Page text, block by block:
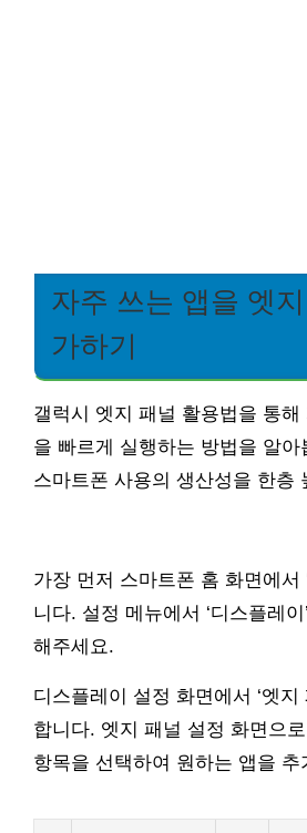
자주 쓰는 앱을 엣
가하기
갤럭시 엣지 패널 활용법을 통해
을 빠르게 실행하는 방법을 알아
스마트폰 사용의 생산성을 한층
가장 먼저 스마트폰 홈 화면에서
니다. 설정 메뉴에서 ‘디스플레
해주세요.
디스플레이 설정 화면에서 ‘엣지
합니다. 엣지 패널 설정 화면으로
항목을 선택하여 원하는 앱을 추